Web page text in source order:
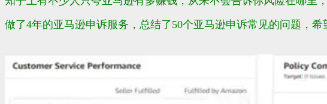
做了4年的亚马逊申诉服务，总结了50个亚马逊申诉常见的问题，希